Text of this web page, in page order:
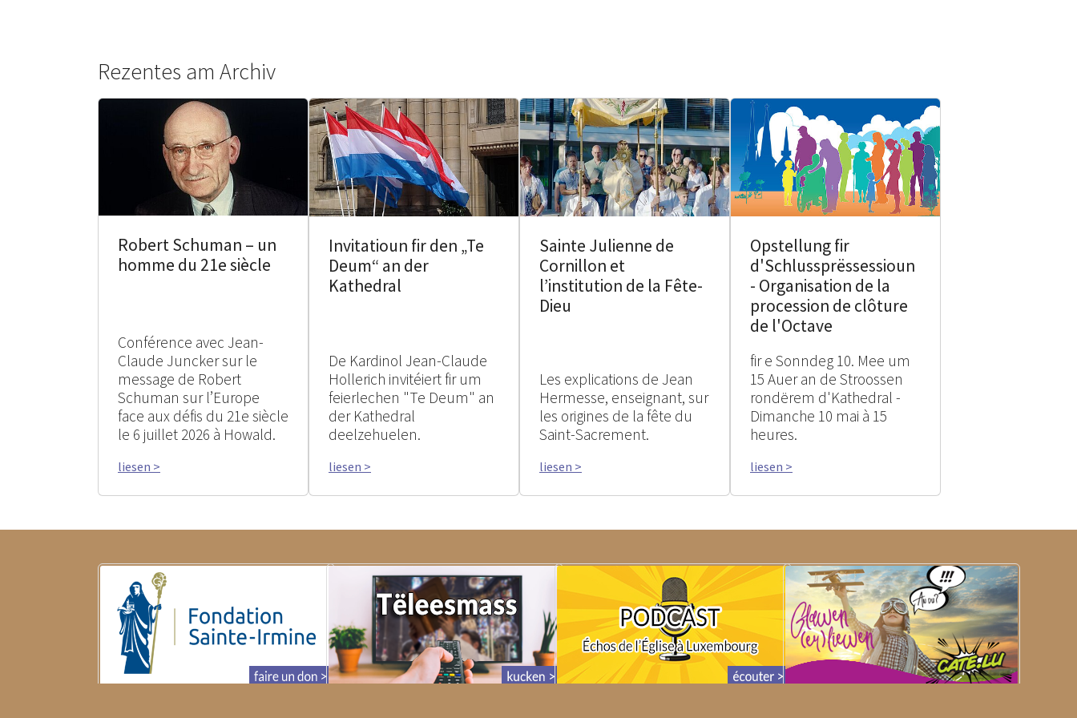
Rezentes am Archiv
Robert Schuman – un
homme du 21e siècle
Conférence avec Jean-
Claude Juncker sur le
message de Robert
Schuman sur l’Europe
face aux défis du 21e siècle
le 6 juillet 2026 à Howald.
liesen >
Invitatioun fir den „Te
Deum“ an der
Kathedral
De Kardinol Jean-Claude
Hollerich invitéiert fir um
feierlechen "Te Deum" an
der Kathedral
deelzehuelen.
liesen >
Sainte Julienne de
Cornillon et
l’institution de la Fête-
Dieu
Les explications de Jean
Hermesse, enseignant, sur
les origines de la fête du
Saint-Sacrement.
liesen >
Opstellung fir
d'Schlussprëssessioun
- Organisation de la
procession de clôture
de l'Octave
fir e Sonndeg 10. Mee um
15 Auer an de Stroossen
rondërem d'Kathedral -
Dimanche 10 mai à 15
heures.
liesen >